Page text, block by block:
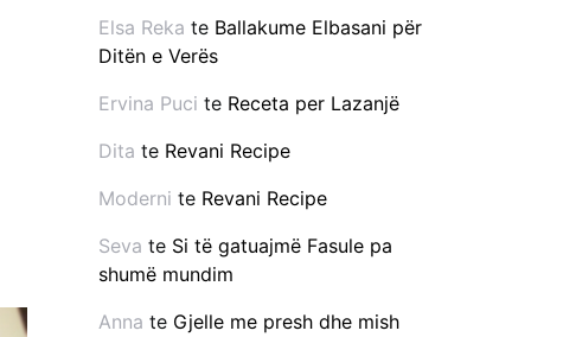
Elsa Reka te Ballakume Elbasani për
Ditën e Verës
Ervina Puci te Receta per Lazanjë
Dita te Revani Recipe
Moderni te Revani Recipe
Seva te Si të gatuajmë Fasule pa
shumë mundim
Anna te Gjelle me presh dhe mish